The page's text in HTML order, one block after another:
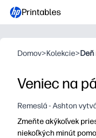
Printables
Domov>Kolekcie>
Veniec na
Remeslá - Ashton
Zmeňte akýkoľvek
niekoľkých minút